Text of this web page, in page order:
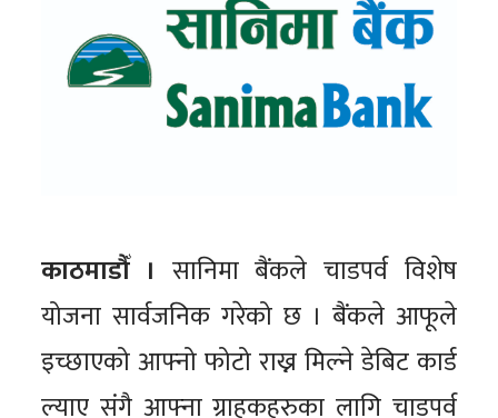
काठमाडौँ । सानिमा बैंकले चाडपर्व विशेष
योजना सार्वजनिक गरेको छ । बैंकले आफूले
इच्छाएको आफ्नो फोटो राख्न मिल्ने डेबिट कार्ड
ल्याए संगै आफ्ना ग्राहकहरुका लागि चाडपर्व